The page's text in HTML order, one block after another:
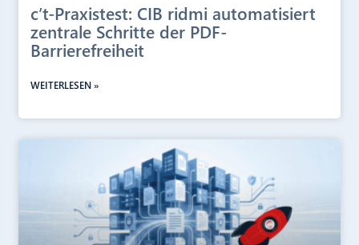
c’t-Praxistest: CIB ridmi automatisiert
zentrale Schritte der PDF-
Barrierefreiheit
WEITERLESEN »